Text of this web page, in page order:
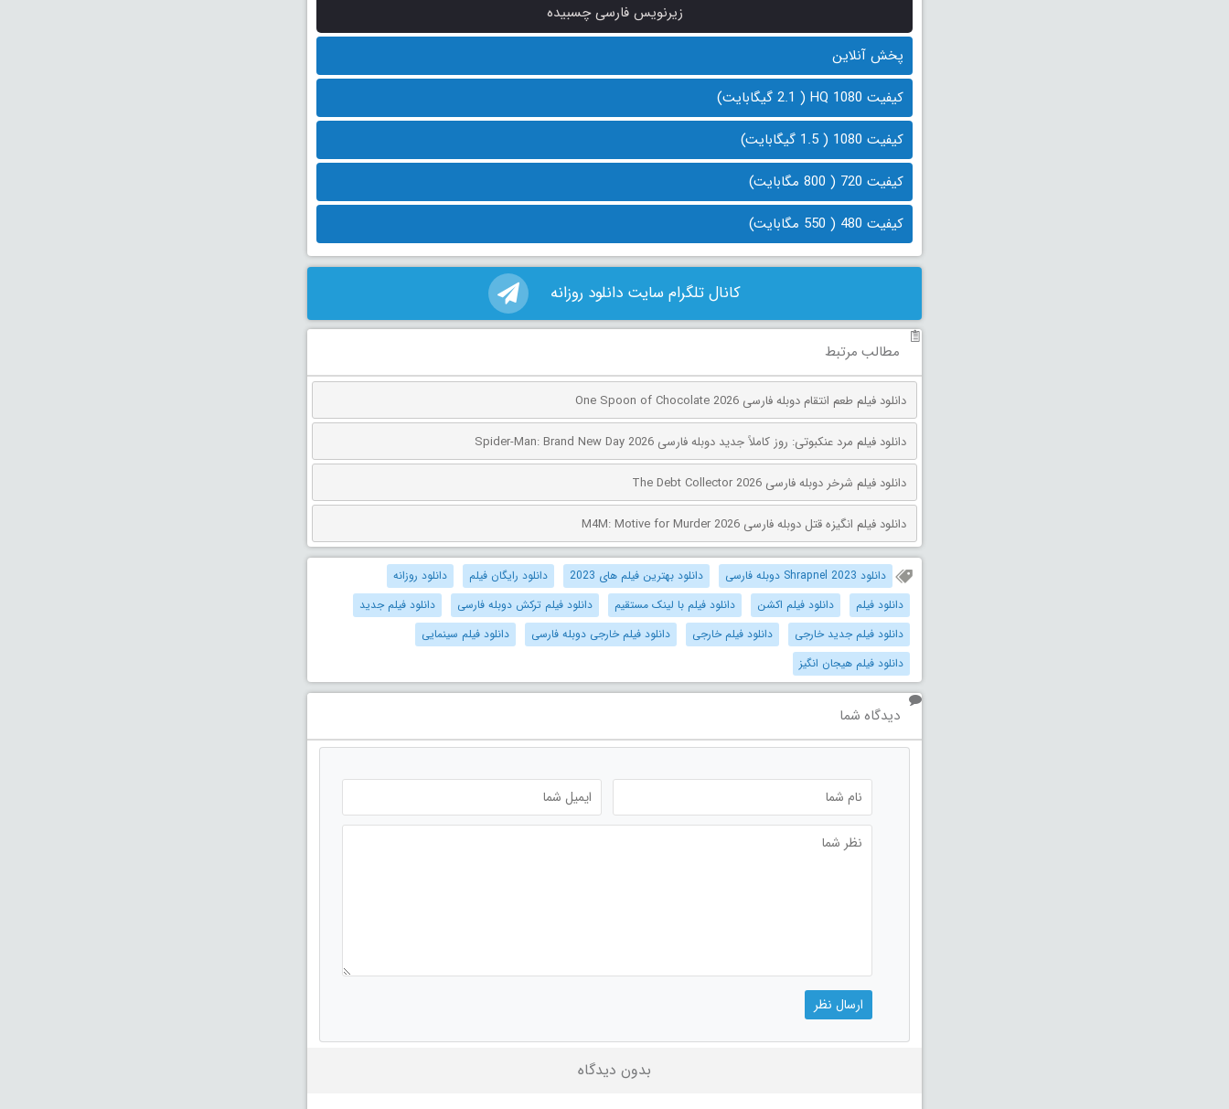
زیرنویس فارسی چسبیده
پخش آنلاین
کیفیت 1080 HQ ( 2.1 گیگابایت)
کیفیت 1080 ( 1.5 گیگابایت)
کیفیت 720 ( 800 مگابایت)
کیفیت 480 ( 550 مگابایت)
کانال تلگرام سایت دانلود روزانه
مطالب مرتبط
دانلود فیلم طعم انتقام دوبله فارسی One Spoon of Chocolate 2026
دانلود فیلم مرد عنکبوتی: روز کاملاً جدید دوبله فارسی Spider-Man: Brand New Day 2026
دانلود فیلم شرخر دوبله فارسی The Debt Collector 2026
دانلود فیلم انگیزه قتل دوبله فارسی M4M: Motive for Murder 2026
دانلود Shrapnel 2023 دوبله فارسی دانلود بهترین فیلم های 2023 دانلود رایگان فیلم
دانلود روزانه
دانلود فیلم
دانلود فیلم اکشن دانلود فیلم با لینک مستقیم دانلود فیلم ترکش دوبله فارسی
دانلود فیلم جدید
دانلود فیلم جدید خارجی
دانلود فیلم خارجی دانلود فیلم خارجی دوبله فارسی
دانلود فیلم سینمایی
دانلود فیلم هیجان انگیز
دیدگاه شما
بدون دیدگاه